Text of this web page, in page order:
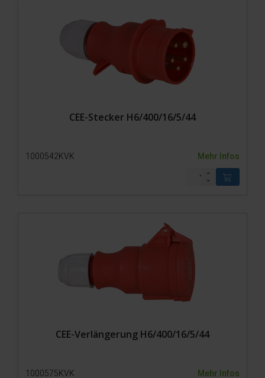
CEE-Stecker H6/400/16/5/44
1000542KVK Mehr Infos
CEE-Verlängerung H6/400/16/5/44
1000575KVK Mehr Infos